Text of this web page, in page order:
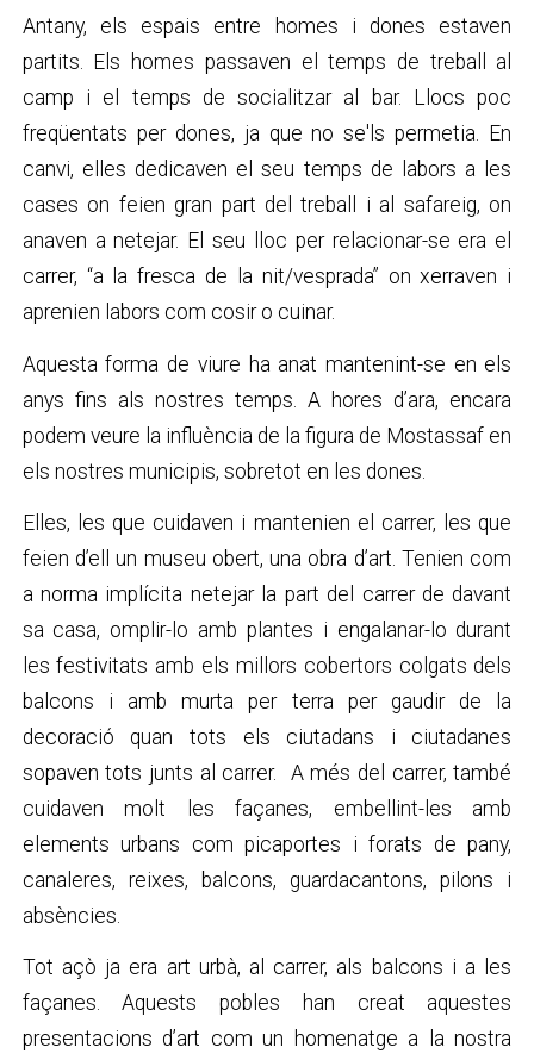
Antany, els espais entre homes i dones estaven
partits. Els homes passaven el temps de treball al
camp i el temps de socialitzar al bar. Llocs poc
freqüentats per dones, ja que no se'ls permetia. En
canvi, elles dedicaven el seu temps de labors a les
cases on feien gran part del treball i al safareig, on
anaven a netejar. El seu lloc per relacionar-se era el
carrer, “a la fresca de la nit/vesprada” on xerraven i
aprenien labors com cosir o cuinar.
Aquesta forma de viure ha anat mantenint-se en els
anys fins als nostres temps. A hores d’ara, encara
podem veure la influència de la figura de Mostassaf en
els nostres municipis, sobretot en les dones.
Elles, les que cuidaven i mantenien el carrer, les que
feien d’ell un museu obert, una obra d’art. Tenien com
a norma implícita netejar la part del carrer de davant
sa casa, omplir-lo amb plantes i engalanar-lo durant
les festivitats amb els millors cobertors colgats dels
balcons i amb murta per terra per gaudir de la
decoració quan tots els ciutadans i ciutadanes
sopaven tots junts al carrer. A més del carrer, també
cuidaven molt les façanes, embellint-les amb
elements urbans com picaportes i forats de pany,
canaleres, reixes, balcons, guardacantons, pilons i
absències.
Tot açò ja era art urbà, al carrer, als balcons i a les
façanes. Aquests pobles han creat aquestes
presentacions d’art com un homenatge a la nostra